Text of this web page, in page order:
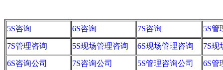
5S咨询 6S咨询 7S咨询 5S管
7S管理咨询 5S现场管理咨询 6S现场管理咨询 7S现
6S咨询公司 7S咨询公司 5S管理咨询公司
6S管